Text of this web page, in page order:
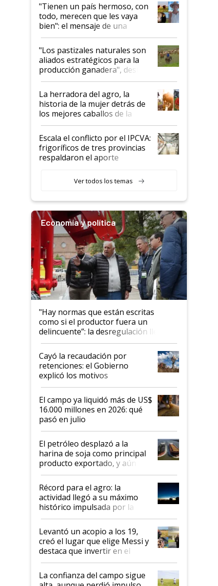
"Tienen un país hermoso, con
todo, merecen que les vaya
bien": el mensaje de una
ganadera uruguaya sobre las
oportunidades que se abren
para el agro en Argentina, con
foco en la carne
"Los pastizales naturales son
aliados estratégicos para la
producción ganadera", destaca
la iniciativa que ya reúne a 46
establecimientos en Argentina
La herradora del agro, la
historia de la mujer detrás de
los mejores caballos de la
Argentina y los mitos que
todavía hacen sufrir a estos
animales: "Mientras me
descalificaban, yo seguí
haciendo currículum"
Escala el conflicto por el IPCVA:
frigoríficos de tres provincias
respaldaron el aporte
Ver todos los temas
Economía y política
"Hay normas que están escritas
como si el productor fuera un
delincuente”: la desregulación llegó
al Congreso Aapresid y hasta se
habló del financiamiento al IPCVA
Cayó la recaudación por
retenciones: el Gobierno
explicó los motivos
El campo ya liquidó más de US$
16.000 millones en 2026: qué
pasó en julio
El petróleo desplazó a la
harina de soja como principal
producto exportado, y aún así
el agro aportó casi seis de cada
diez dólares y sostuvo el
liderazgo en un semestre
récord
Récord para el agro: la
actividad llegó a su máximo
histórico impulsada por la
cosecha y las exportaciones
Levantó un acopio a los 19,
creó el lugar que elige Messi y
destaca que invertir en el
kirchnerismo era como "darle
plata a un hijo para droga":
Juan Félix Rossetti, el libertario
La confianza del campo sigue